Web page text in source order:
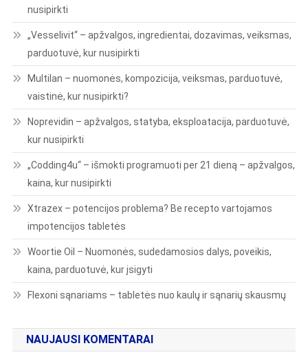
nusipirkti
„Vesselivit“ – apžvalgos, ingredientai, dozavimas, veiksmas,
parduotuvė, kur nusipirkti
Multilan – nuomonės, kompozicija, veiksmas, parduotuvė,
vaistinė, kur nusipirkti?
Noprevidin – apžvalgos, statyba, eksploatacija, parduotuvė,
kur nusipirkti
„Codding4u“ – išmokti programuoti per 21 dieną – apžvalgos,
kaina, kur nusipirkti
Xtrazex – potencijos problema? Be recepto vartojamos
impotencijos tabletės
Woortie Oil – Nuomonės, sudedamosios dalys, poveikis,
kaina, parduotuvė, kur įsigyti
Flexoni sąnariams – tabletės nuo kaulų ir sąnarių skausmų
NAUJAUSI KOMENTARAI